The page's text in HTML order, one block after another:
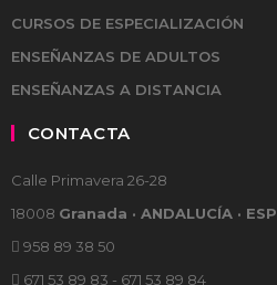
CURSOS DE ESPECIALIZACIÓN
ENSEÑANZAS DE ADULTOS
ENSEÑANZAS A DISTANCIA
CONTACTA
Calle Primavera 26-28
18008 Granada · ANDALUCÍA · ESP
958 89 38 50
671 53 89 83 - 671 53 89 84